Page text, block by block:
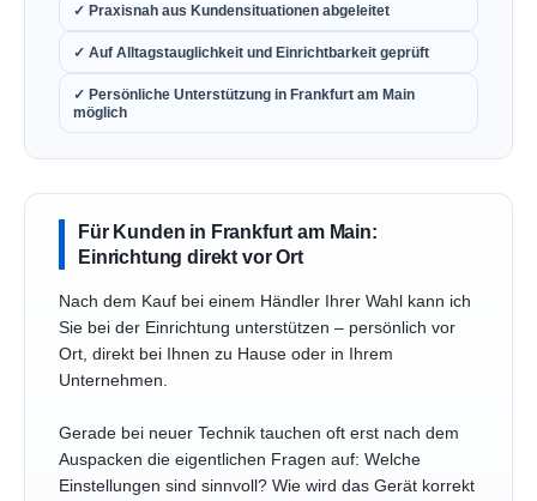
✓ Praxisnah aus Kundensituationen abgeleitet
✓ Auf Alltagstauglichkeit und Einrichtbarkeit geprüft
✓ Persönliche Unterstützung in Frankfurt am Main
möglich
Für Kunden in Frankfurt am Main:
Einrichtung direkt vor Ort
Nach dem Kauf bei einem Händler Ihrer Wahl kann ich
Sie bei der Einrichtung unterstützen – persönlich vor
Ort, direkt bei Ihnen zu Hause oder in Ihrem
Unternehmen.
Gerade bei neuer Technik tauchen oft erst nach dem
Auspacken die eigentlichen Fragen auf: Welche
Einstellungen sind sinnvoll? Wie wird das Gerät korrekt